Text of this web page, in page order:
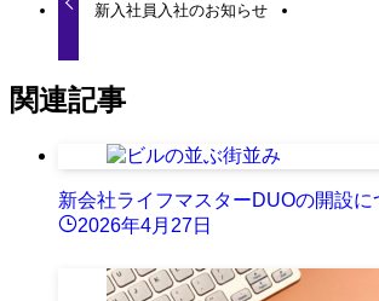
新入社員入社のお知らせ
関連記事
新会社ライフマスターDUOの開設に
2026年4月27日